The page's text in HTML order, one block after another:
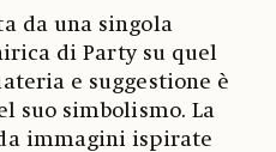
da una singola
di Party su quel
e suggestione è
suo simbolismo. La
immagini ispirate